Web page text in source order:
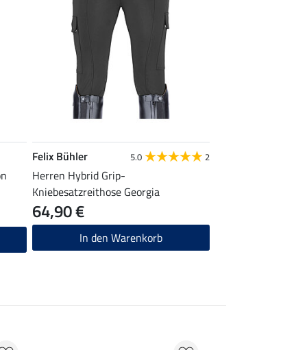
Felix Bühler 5.0 2
Herren Hybrid Grip-
Kniebesatzreithose Georgia
64,90 €
In den Warenkorb